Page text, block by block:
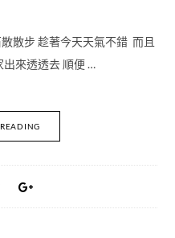
散步 趁著今天天氣不錯 而且
出來透透去 順便 …